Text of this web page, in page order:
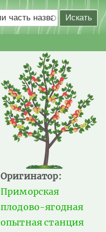
Оригинатор:
Приморская
плодово-ягодная
опытная станция